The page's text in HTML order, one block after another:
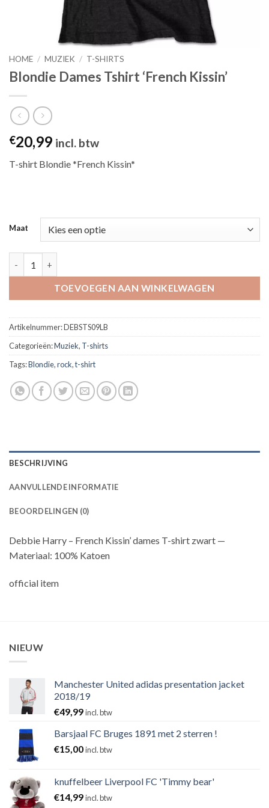
HOME / MUZIEK / T-SHIRTS
Blondie Dames Tshirt ‘French Kissin’
€20,99 incl. btw
T-shirt Blondie *French Kissin*
Maat
TOEVOEGEN AAN WINKELWAGEN
Artikelnummer:DEBSTS09LB
Categorieën:Muziek, T-shirts
Tags:Blondie,rock,t-shirt
BESCHRIJVING
AANVULLENDE INFORMATIE
BEOORDELINGEN (0)
Debbie Harry – French Kissin’ dames T-shirt zwart —
Materiaal: 100% Katoen
official item
NIEUW
Manchester United adidas presentation jacket
2018/19
€49,99incl. btw
Barsjaal FC Bruges 1891 met 2 sterren !
€15,00incl. btw
knuffelbeer Liverpool FC 'Timmy bear'
€14,99incl. btw